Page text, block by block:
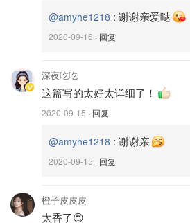
图片来自于@amyhe1218 ，版
包装盒里除了一个多功能料理锅锅
@amyhe1218 : 谢谢亲爱哒
2020-09-16 · 回复
深夜吃吃
这篇写的太好太详细了！
2020-09-15 · 回复
@amyhe1218 : 谢谢亲
2020-09-15 · 回复
橙子皮皮皮
太香了😍